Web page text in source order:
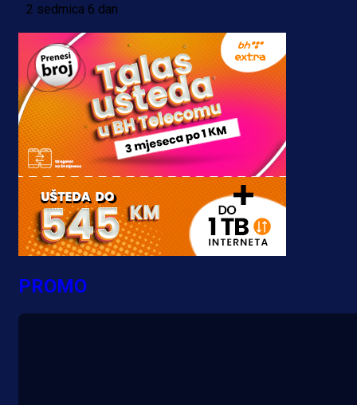
2 sedmica 6 dan
PROMO